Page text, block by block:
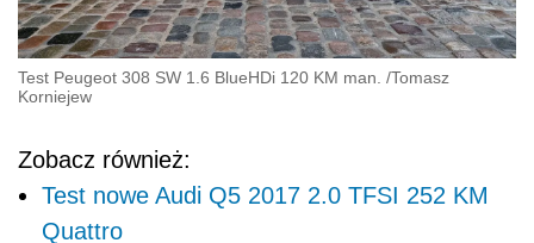
Test Peugeot 308 SW 1.6 BlueHDi 120 KM man. /Tomasz
Korniejew
Zobacz również:
Test nowe Audi Q5 2017 2.0 TFSI 252 KM
Quattro